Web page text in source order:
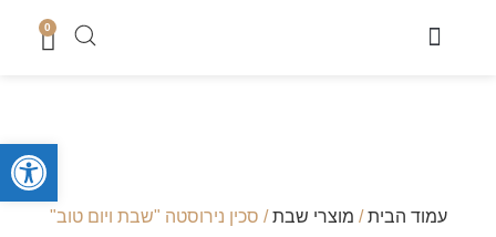
0
עמוד הבית/ מוצרי שבת/ סכין נירוסטה "שבת ויום טוב"
פתח